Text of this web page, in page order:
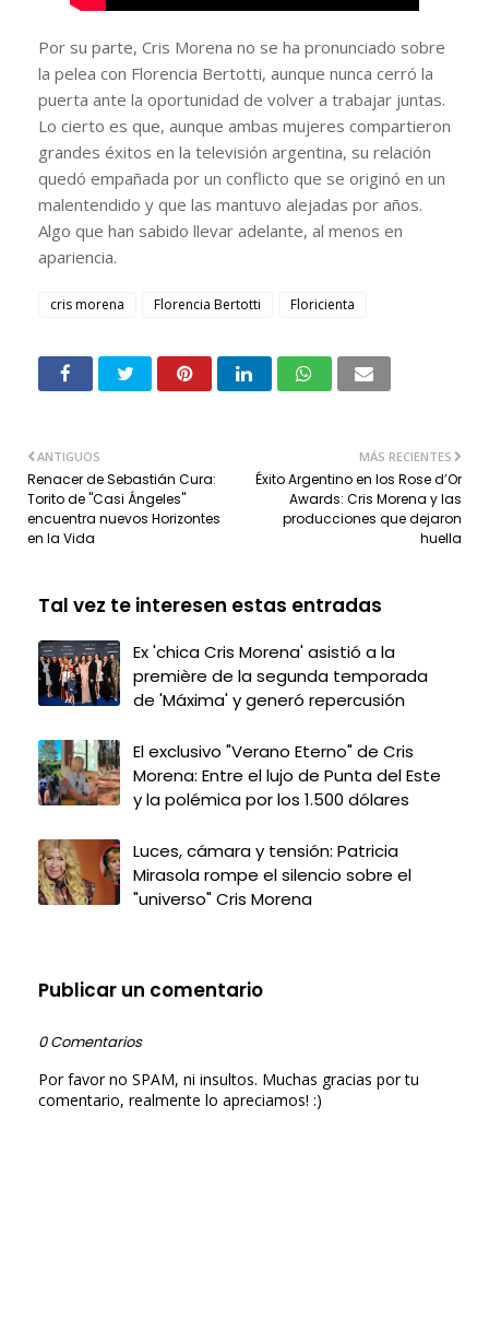
Por su parte, Cris Morena no se ha pronunciado sobre
la pelea con Florencia Bertotti, aunque nunca cerró la
puerta ante la oportunidad de volver a trabajar juntas.
Lo cierto es que, aunque ambas mujeres compartieron
grandes éxitos en la televisión argentina, su relación
quedó empañada por un conflicto que se originó en un
malentendido y que las mantuvo alejadas por años.
Algo que han sabido llevar adelante, al menos en
apariencia.
cris morena Florencia Bertotti Floricienta
MÁS RECIENTES
Éxito Argentino en los Rose d’Or
Awards: Cris Morena y las
producciones que dejaron
huella
ANTIGUOS
Renacer de Sebastián Cura:
Torito de "Casi Ángeles"
encuentra nuevos Horizontes
en la Vida
Tal vez te interesen estas entradas
Ex 'chica Cris Morena' asistió a la
première de la segunda temporada
de 'Máxima' y generó repercusión
El exclusivo "Verano Eterno" de Cris
Morena: Entre el lujo de Punta del Este
y la polémica por los 1.500 dólares
Luces, cámara y tensión: Patricia
Mirasola rompe el silencio sobre el
"universo" Cris Morena
Publicar un comentario
0 Comentarios
Por favor no SPAM, ni insultos. Muchas gracias por tu
comentario, realmente lo apreciamos! :)